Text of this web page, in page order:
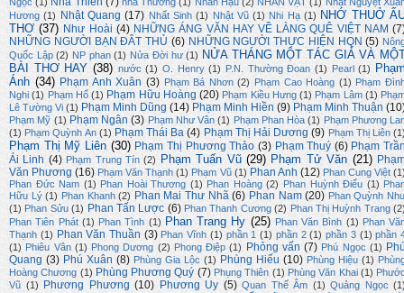
Ngọc (1) nhà Thương (1) Nhân Hậu (2) NHÂN VẬT (1) Nhật Nguyệt
Hương (1) Nhật Quang (17) Nhất Sinh (1) Nhật Vũ (1) Nhi Hạ (1) NHỚ THUỞ
THƠ (37) Như Hoài (4) NHỮNG ÁNG VĂN HAY VỀ LÀNG QUÊ VIỆT NAM
NHỮNG NGƯỜI BẠN ĐÂT THỦ (6) NHỮNG NGƯỜI THỰC HIỆN HQN (5)
Quốc Lập (2) NP phan (1) Nửa Đời hư (1) NỬA THÁNG MỘT TÁC GIẢ VÀ
BÀI THƠ HAY (38) nước (1) O. Henry (1) P.N. Thường Đoan (1) Pearl (1)
Ánh (34) Phạm Anh Xuân (3) Phạm Bá Nhơn (2) Phạm Cao Hoàng (1) Phạm
Nghi (1) Phạm Hổ (1) Phạm Hữu Hoàng (20) Phạm Kiều Hưng (1) Phạm Lâm (1)
Lê Tường Vi (1) Phạm Minh Dũng (14) Phạm Minh Hiền (9) Phạm Minh Thuận
Phạm Mỹ (1) Phạm Ngân (3) Phạm Như Vân (1) Phạm Phan Hòa (1) Phạm Phương
(1) Phạm Quỳnh An (1) Phạm Thái Ba (4) Phạm Thị Hải Dương (9) Phạm Thị Liên
Phạm Thị Mỹ Liên (30) Phạm Thị Phương Thảo (3) Phạm Thuý (6) Phạm
Ái Linh (4) Phạm Trung Tín (2) Phạm Tuấn Vũ (29) Phạm Tử Văn (21)
Văn Phương (16) Phạm Văn Thạnh (1) Phạm Vũ (1) Phan Anh (12) Phan Cung Việt
Phan Đức Nam (1) Phan Hoài Thương (1) Phan Hoàng (2) Phan Huỳnh Điểu (1)
Hữu Lý (1) Phan Khanh (2) Phan Mai Thư Nhã (6) Phan Nam (20) Phan Quỳnh
(1) Phan Sửu (1) Phan Tấn Lược (6) Phan Thanh Cương (2) Phan Thị Huỳnh Trang
Phan Tiên Phát (1) Phan Tình (1) Phan Trang Hy (25) Phan Văn Bình (1) Phan
Thạnh (1) Phan Văn Thuần (3) Phan Vĩnh (1) phần 1 (1) phần 2 (1) phần 3 (1) phần
(1) Phiêu Vân (1) Phong Dương (2) Phong Điệp (1) Phỏng vấn (7) Phú Ngọc (1)
Quang (3) Phú Xuân (8) Phùng Gia Lộc (1) Phùng Hiếu (10) Phùng Hiệu (1)
Hoàng Chương (1) Phùng Phương Quý (7) Phụng Thiên (1) Phùng Văn Khai (1)
Vũ (1) Phương Phương (10) Phương Uy (5) Quan Thế Âm (1) Quảng Ngọc